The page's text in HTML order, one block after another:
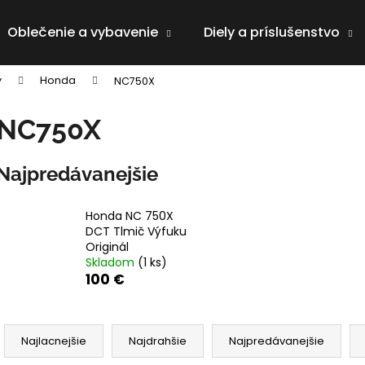
Oblečenie a vybavenie Diely a príslušenstvo
Honda NC750X
Honda NC 750X
DCT Tlmič Výfuku
Originál
Skladom (1 ks)
100 €
R
Najlacnejšie Najdrahšie Najpredávanejšie
Čo potrebujete nájsť?
Odporúčame